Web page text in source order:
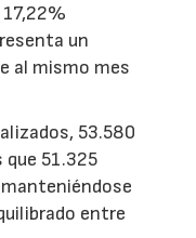
un
al mismo mes
53.580
51.325
entre